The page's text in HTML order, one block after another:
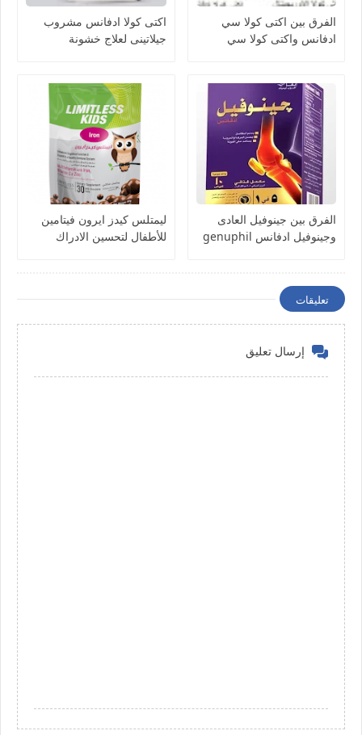
الفرق بين اكتى كولا سي
ادفانس واكتى كولا سي
اكتى كولا ادفانس مشروب
جيلاتينى لعلاج خشونة
الفرق بين جينوفيل العادى
وجينوفيل ادفانس genuphil
ليمتلس كيدز ايرون فيتامين
للأطفال لتحسين الادراك
تعليقات
إرسال تعليق